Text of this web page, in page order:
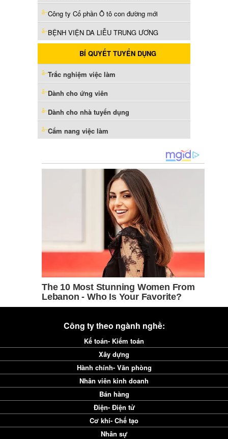
Công ty Cổ phần Ô tô con đường mới
BỆNH VIỆN DA LIỄU TRUNG ƯƠNG
BÍ QUYẾT TUYỂN DỤNG
Trắc nghiệm việc làm
Dành cho ứng viên
Dành cho nhà tuyển dụng
Cẩm nang việc làm
Công ty theo ngành nghề:
Kế toán- Kiểm toán
Xây dựng
Hành chính- Văn phòng
Nhân viên kinh doanh
Bán hàng
Điện- Điện tử
Cơ khí- Chế tạo
Nhân sự